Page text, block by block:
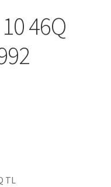
46Q
TL